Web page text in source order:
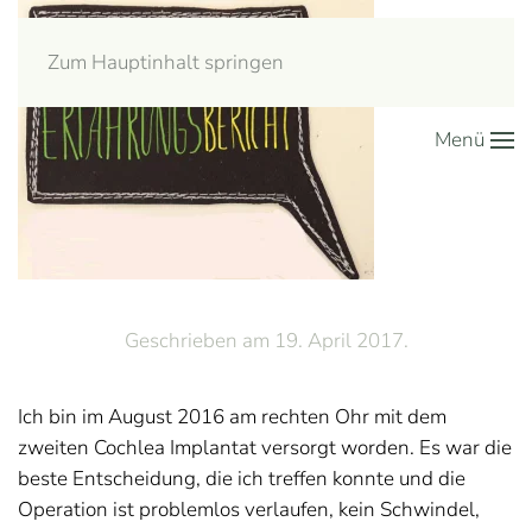
Zum Hauptinhalt springen
Menü
Geschrieben am 19. April 2017.
Ich bin im August 2016 am rechten Ohr mit dem
zweiten Cochlea Implantat versorgt worden. Es war die
beste Entscheidung, die ich treffen konnte und die
Operation ist problemlos verlaufen, kein Schwindel,